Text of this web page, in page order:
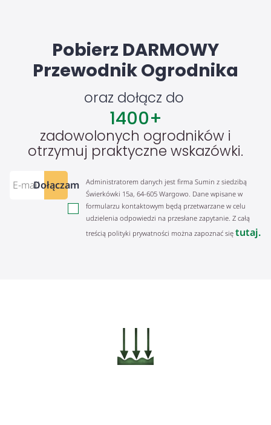
Pobierz DARMOWY
Przewodnik Ogrodnika
oraz dołącz do
zadowolonych ogrodników i
otrzymuj praktyczne wskazówki.
1400+
Dołączam
Administratorem danych jest firma Sumin z siedzibą
Świerkówki 15a, 64-605 Wargowo. Dane wpisane w
formularzu kontaktowym będą przetwarzane w celu
udzielenia odpowiedzi na przesłane zapytanie. Z całą
treścią polityki prywatności można zapoznać się tutaj.